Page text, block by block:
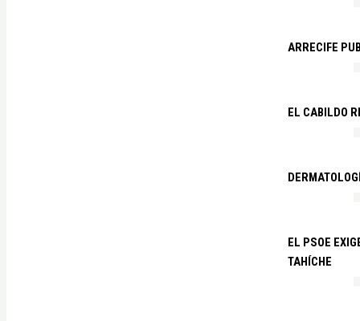
ARRECIFE
EL CABILDO
EL PSOE
TAHÍCHE